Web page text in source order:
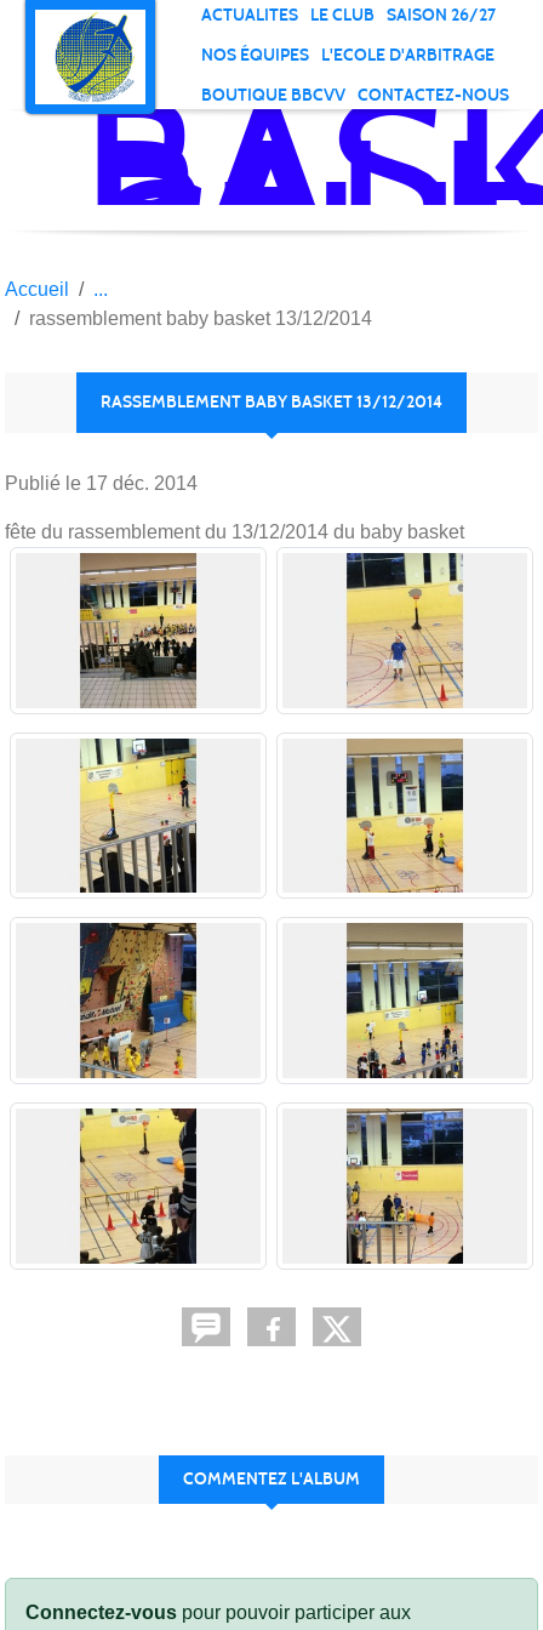
ACTUALITES LE CLUB
SAISON 26/27
NOS ÉQUIPES
L'ECOLE D'ARBITRAGE
BOUTIQUE BBCVV
CONTACTEZ-NOUS
BALL
DE
Accueil
rassemblement baby basket 13/12/2014
RASSEMBLEMENT BABY BASKET 13/12/2014
Publié le 17 déc. 2014
fête du rassemblement du 13/12/2014 du baby basket
COMMENTEZ L'ALBUM
Connectez-vous pour pouvoir participer aux
Panneau de gestion des cookies